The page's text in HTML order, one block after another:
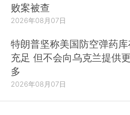
败案被查
2026年08月07日
特朗普坚称美国防空弹药
充足 但不会向乌克兰提供更
多
2026年08月07日